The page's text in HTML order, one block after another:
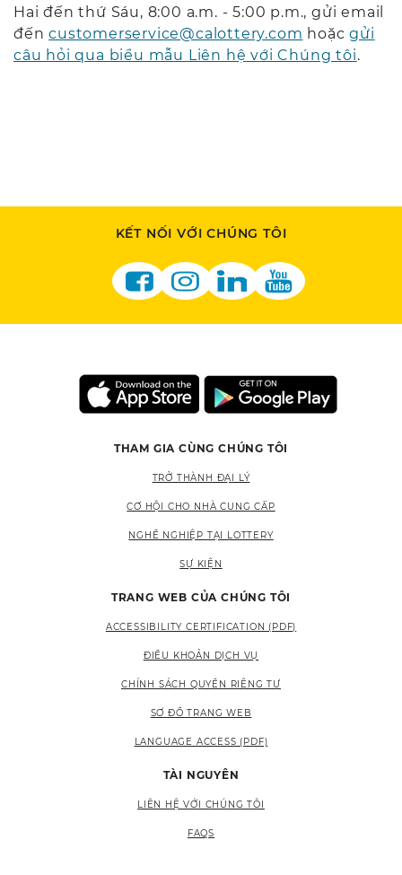
Hai đến thứ Sáu, 8:00 a.m. - 5:00 p.m., gửi email
đếncustomerservice@calottery.com hoặcgửi
câu hỏi qua biểu mẫu Liên hệ với Chúng tôi.
KẾT NỐI VỚI CHÚNG TÔI
THAM GIA CÙNG CHÚNG TÔI
TRỞ THÀNH ĐẠI LÝ
CƠ HỘI CHO NHÀ CUNG CẤP
NGHỀ NGHIỆP TẠI LOTTERY
SỰ KIỆN
TRANG WEB CỦA CHÚNG TÔI
ACCESSIBILITY CERTIFICATION (PDF)
ĐIỀU KHOẢN DỊCH VỤ
CHÍNH SÁCH QUYỀN RIÊNG TƯ
SƠ ĐỒ TRANG WEB
LANGUAGE ACCESS (PDF)
TÀI NGUYÊN
LIÊN HỆ VỚI CHÚNG TÔI
FAQS